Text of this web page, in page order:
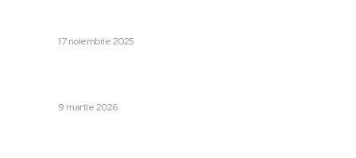
17 noiembrie 2025
9 martie 2026